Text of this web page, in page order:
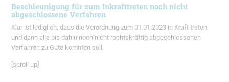
Beschleunigung für zum Inkrafttreten noch nicht
abgeschlossene Verfahren
Klar ist lediglich, dass die Verordnung zum 01.01.2023 in Kraft treten
und dann alle bis dahin noch nicht rechtskräftig abgeschlossenen
Verfahren zu Gute kommen soll.
[scroll up]